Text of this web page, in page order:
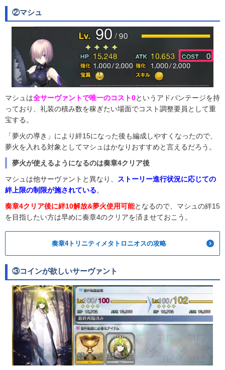
②マシュ
マシュは全サーヴァントで唯一のコスト0というアドバンテージを持
っており、礼装の積み数を稼ぎたい場面でコスト調整要員として重
宝する。
「夢火の導き」により絆15になった後も編成しやすくなったので、
夢火を入れる対象としてマシュはかなりおすすめと言えるだろう。
夢火が使えるようになるのは奏章4クリア後
マシュは他サーヴァントと異なり、 ストーリー進行状況に応じての
絆上限の制限が施されている。
奏章4クリア後に絆10解放&夢火使用可能となるので、マシュの絆15
を目指したい方は早めに奏章4のクリアを済ませておこう。
奏章4トリニティメタトロニオスの攻略
③コインが欲しいサーヴァント